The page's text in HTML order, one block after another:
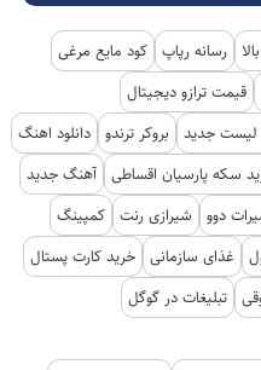
رسانه رپاپ کود مایع مرغی
قیمت ترازو دیجیتال
لیست جدید بروکر ترندو دانلود اهنگ
سکه پارسیان اقساطی آهنگ جدید
دوو شیرازی رنت کمپینگ
غذای سازمانی خرید کارت پستال
تبلیغات در گوگل